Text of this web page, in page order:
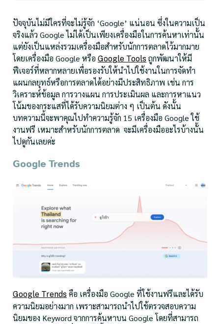
ปัจจุบันไม่มีใครที่จะไม่รู้จัก ‘Google’ แน่นอน ซึ่งในความเป็น
จริงแล้ว Google ไม่ได้เป็นเพียงเครื่องมือในการค้นหาเท่านั้น
แต่ยังเป็นแหล่งรวมเครื่องมือสำหรับนักการตลาดไว้มากมาย
โดยเครื่องมือ Google หรือ Google Tools ถูกพัฒนาให้มี
ฟีเจอร์ที่หลากหลายเพื่อรองรับให้นำไปใช้งานในการจัดทำ
แผนกลยุทธ์หรือการตลาดได้อย่างมีประสิทธิภาพ เช่น การ
วิเคราะห์ข้อมูล การวางแผน การประเมินผล และการหาแนว
โน้มของกระแสที่ได้รับความนิยมต่าง ๆ เป็นต้น ดังนั้น
บทความนี้จะพาคุณไปทำความรู้จัก 15 เครื่องมือ Google ใช้
งานฟรี เหมาะสำหรับนักการตลาด จะมีเครื่องมืออะไรบ้างนั้น
ไปดูกันเลยค่ะ
Google Trends
Google Trends คือ เครื่องมือ Google ที่ใช้งานฟรีและได้รับ
ความนิยมอย่างมาก เพราะสามารถนำไปใช้ตรวจสอบความ
นิยมของ Keyword จากการค้นหาบน Google โดยที่สามารถ